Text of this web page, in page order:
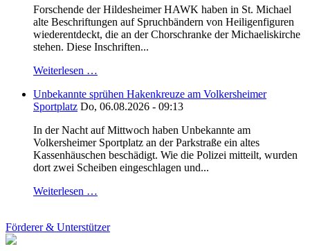
Forschende der Hildesheimer HAWK haben in St. Michael
alte Beschriftungen auf Spruchbändern von Heiligenfiguren
wiederentdeckt, die an der Chorschranke der Michaeliskirche
stehen. Diese Inschriften...
Weiterlesen …
Unbekannte sprühen Hakenkreuze am Volkersheimer
Sportplatz Do, 06.08.2026 - 09:13
In der Nacht auf Mittwoch haben Unbekannte am
Volkersheimer Sportplatz an der Parkstraße ein altes
Kassenhäuschen beschädigt. Wie die Polizei mitteilt, wurden
dort zwei Scheiben eingeschlagen und...
Weiterlesen …
Förderer & Unterstützer